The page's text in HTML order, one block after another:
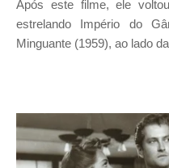
Após este filme, ele
estrelando Império do
Minguante (1959), ao lado